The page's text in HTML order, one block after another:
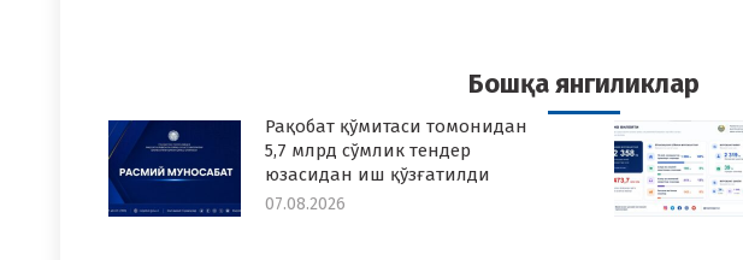
Бошқа янгиликлар
Рақобат қўмитаси томонидан
5,7 млрд сўмлик тендер
юзасидан иш қўзғатилди
07.08.2026